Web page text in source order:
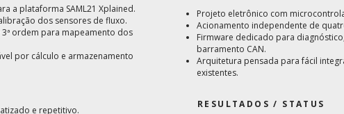
a plataforma SAML21 Xplained.
dos sensores de fluxo.
ordem para mapeamento dos
por cálculo e armazenamento
e repetitivo.
Projeto eletrônico com
Acionamento independente de
Firmware dedicado para
barramento CAN.
Arquitetura pensada para fácil
existentes.
RESULTADOS / STATUS